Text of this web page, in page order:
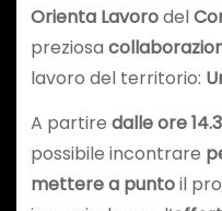
Orienta Lavorodel
preziosa
lavoro del territorio:
A partire dalle ore
possibile incontrare
mettere a puntoil